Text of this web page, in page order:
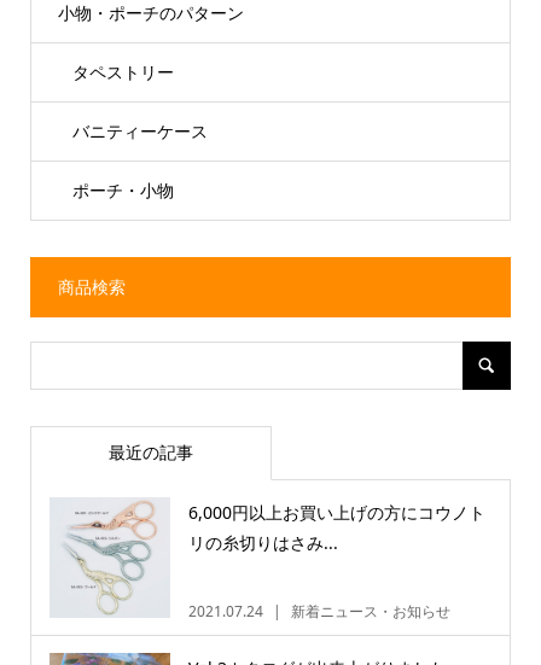
小物・ポーチのパターン
タペストリー
バニティーケース
ポーチ・小物
商品検索
最近の記事
6,000円以上お買い上げの方にコウノト
リの糸切りはさみ...
2021.07.24 新着ニュース・お知らせ